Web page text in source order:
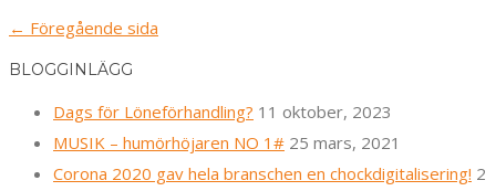
← Föregående sida
BLOGGINLÄGG
Dags för Löneförhandling? 11 oktober, 2023
MUSIK – humörhöjaren NO 1# 25 mars, 2021
Corona 2020 gav hela branschen en chockdigitalisering! 2